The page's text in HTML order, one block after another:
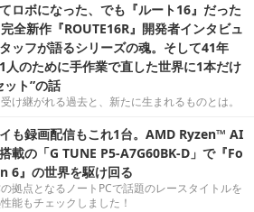
ロボになった、でも『ルート16』だった
全新作『ROUTE16R』開発者インタビュ
ッフが語るシリーズの魂。そして41年
人のために手作業で直した世界に1本だけ
ット”の話
け継がれる過去と、新たに生まれるものとは。
も録画配信もこれ1台。AMD Ryzen™ AI
載の「G TUNE P5-A7G60BK-D」で『Fo
6』の世界を駆け回る
拠点となるノートPCで話題のレースタイトルを
能もチェックしました！